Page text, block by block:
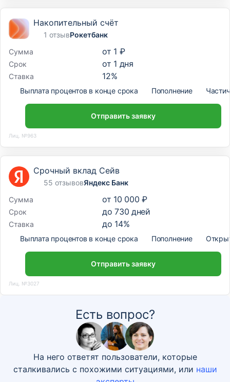
Накопительный счёт
1 отзывРокетбанк
Сумма
от 1 ₽
Срок от 1 дня
Ставка 12%
Выплата процентов в конце срока Пополнение
Отправить заявку
Лиц. №963
Срочный вклад Сейв
55 отзывовЯндекс Банк
Сумма
от 10 000 ₽
Срок до730 дней
Ставка до 14%
Выплата процентов в конце срока Пополнение
Отправить заявку
Лиц. №3027
Есть вопрос?
На него ответят пользователи, которые
сталкивались с похожими ситуациями, или наши